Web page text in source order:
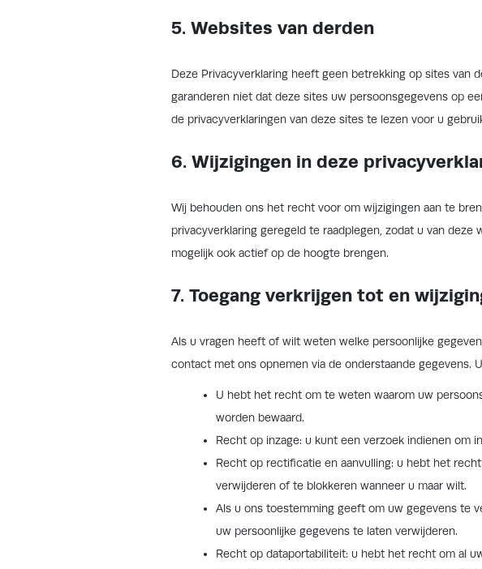
5. Websites van derden
Deze Privacyverklaring heeft geen betrekking op sites van
garanderen niet dat deze sites uw persoonsgegevens op
de privacyverklaringen van deze sites te lezen voor u
6. Wijzigingen in deze
Wij behouden ons het recht voor om wijzigingen aan te
privacyverklaring geregeld te raadplegen, zodat u van
mogelijk ook actief op de hoogte brengen.
7. Toegang verkrijgen tot en
Als u vragen heeft of wilt weten welke persoonlijke
contact met ons opnemen via de onderstaande gegevens.
U hebt het recht om te weten waarom uw
worden bewaard.
Recht op inzage: u kunt een verzoek indienen om
Recht op rectificatie en aanvulling: u hebt het
verwijderen of te blokkeren wanneer u maar wilt.
Als u ons toestemming geeft om uw gegevens te
uw persoonlijke gegevens te laten verwijderen.
Recht op dataportabiliteit: u hebt het recht om al